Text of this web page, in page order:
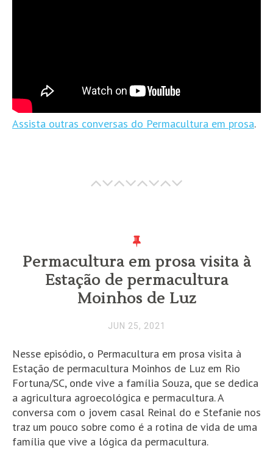
Assista outras conversas do Permacultura em prosa.
Permacultura em prosa visita à
Estação de permacultura
Moinhos de Luz
JUN 25, 2021
Nesse episódio, o Permacultura em prosa visita à
Estação de permacultura Moinhos de Luz em Rio
Fortuna/SC, onde vive a família Souza, que se dedica
a agricultura agroecológica e permacultura. A
conversa com o jovem casal Reinal do e Stefanie nos
traz um pouco sobre como é a rotina de vida de uma
família que vive a lógica da permacultura.